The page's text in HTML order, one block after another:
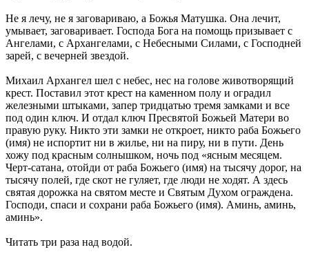
Не я лечу, не я заговариваю, а Божья Матушка. Она лечит,
умывает, заговаривает. Господа Бога на помощь призывает с
Ангелами, с Архангелами, с Небесными Силами, с Господней
зарей, с вечерней звездой.
Михаил Архангел шел с небес, нес на голове животворящий
крест. Поставил этот крест на каменном полу и оградил
железными штыками, запер тридцатью тремя замками и все
под один ключ. И отдал ключ Пресвятой Божьей Матери во
правую руку. Никто эти замки не откроет, никто раба Божьего
(имя) не испортит ни в жилье, ни на пиру, ни в пути. День
хожу под красным солнышком, ночь под «ясным месяцем.
Черт-сатана, отойди от раба Божьего (имя) на тысячу дорог, на
тысячу полей, где скот не гуляет, где люди не ходят. А здесь
святая дорожка на святом месте и Святым Духом ограждена.
Господи, спаси и сохрани раба Божьего (имя). Аминь, аминь,
аминь».
Читать три раза над водой.